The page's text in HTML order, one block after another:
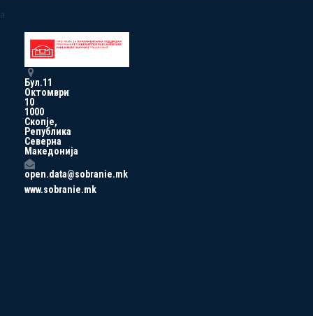
a
Бул.11
Октомври
10
1000
Скопје,
Република
Северна
Македонија
open.data@sobranie.mk
www.sobranie.mk